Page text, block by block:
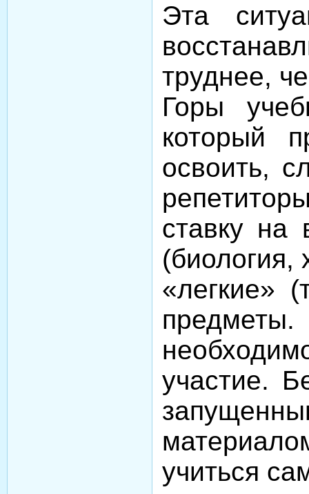
Эта
труднее,
Горы
который
освоить,
ставку на
(биология,
«легкие»
участие.
учиться